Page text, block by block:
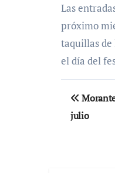
Las
próximo
taquillas de
el día del
de
julio